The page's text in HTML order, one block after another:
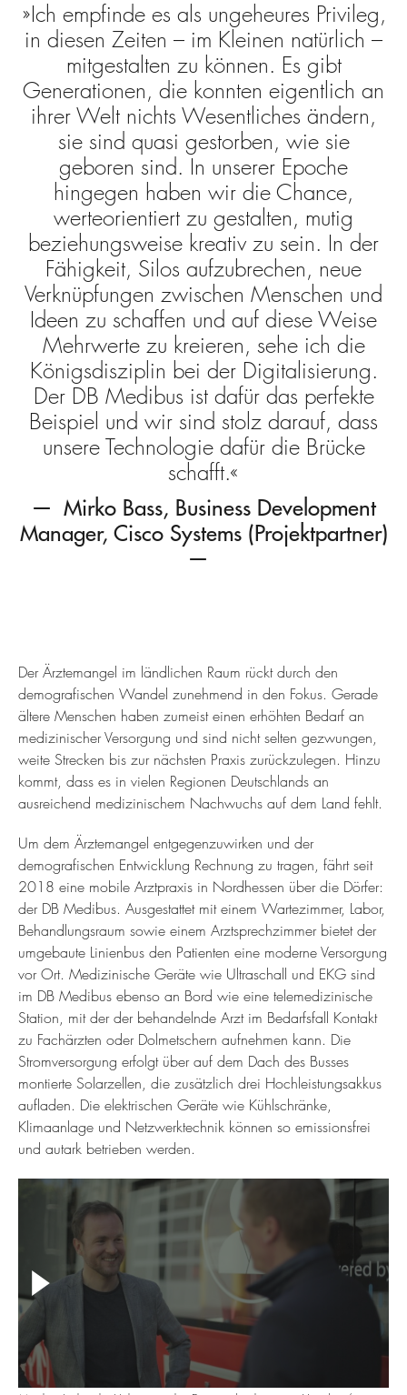
Ich empfinde es als ungeheures Privileg,
in diesen Zeiten – im Kleinen natürlich –
mitgestalten zu können. Es gibt
Generationen, die konnten eigentlich an
ihrer Welt nichts Wesentliches ändern,
sie sind quasi gestorben, wie sie
geboren sind. In unserer Epoche
hingegen haben wir die Chance,
werteorientiert zu gestalten, mutig
beziehungsweise kreativ zu sein. In der
Fähigkeit, Silos aufzubrechen, neue
Verknüpfungen zwischen Menschen und
Ideen zu schaffen und auf diese Weise
Mehrwerte zu kreieren, sehe ich die
Königsdisziplin bei der Digitalisierung.
Der DB Medibus ist dafür das perfekte
Beispiel und wir sind stolz darauf, dass
unsere Technologie dafür die Brücke
schafft.
Mirko Bass, Business Development
Manager, Cisco Systems (Projektpartner)
Der Ärztemangel im ländlichen Raum rückt durch den
demografischen Wandel zunehmend in den Fokus. Gerade
ältere Menschen haben zumeist einen erhöhten Bedarf an
medizinischer Versorgung und sind nicht selten gezwungen,
weite Strecken bis zur nächsten Praxis zurückzulegen. Hinzu
kommt, dass es in vielen Regionen Deutschlands an
ausreichend medizinischem Nachwuchs auf dem Land fehlt.
Um dem Ärztemangel entgegenzuwirken und der
demografischen Entwicklung Rechnung zu tragen, fährt seit
2018 eine mobile Arztpraxis in Nordhessen über die Dörfer:
der DB Medibus. Ausgestattet mit einem Wartezimmer, Labor,
Behandlungsraum sowie einem Arztsprechzimmer bietet der
umgebaute Linienbus den Patienten eine moderne Versorgung
vor Ort. Medizinische Geräte wie Ultraschall und EKG sind
im DB Medibus ebenso an Bord wie eine telemedizinische
Station, mit der der behandelnde Arzt im Bedarfsfall Kontakt
zu Fachärzten oder Dolmetschern aufnehmen kann. Die
Stromversorgung erfolgt über auf dem Dach des Busses
montierte Solarzellen, die zusätzlich drei Hochleistungsakkus
aufladen. Die elektrischen Geräte wie Kühlschränke,
Klimaanlage und Netzwerktechnik können so emissionsfrei
und autark betrieben werden.